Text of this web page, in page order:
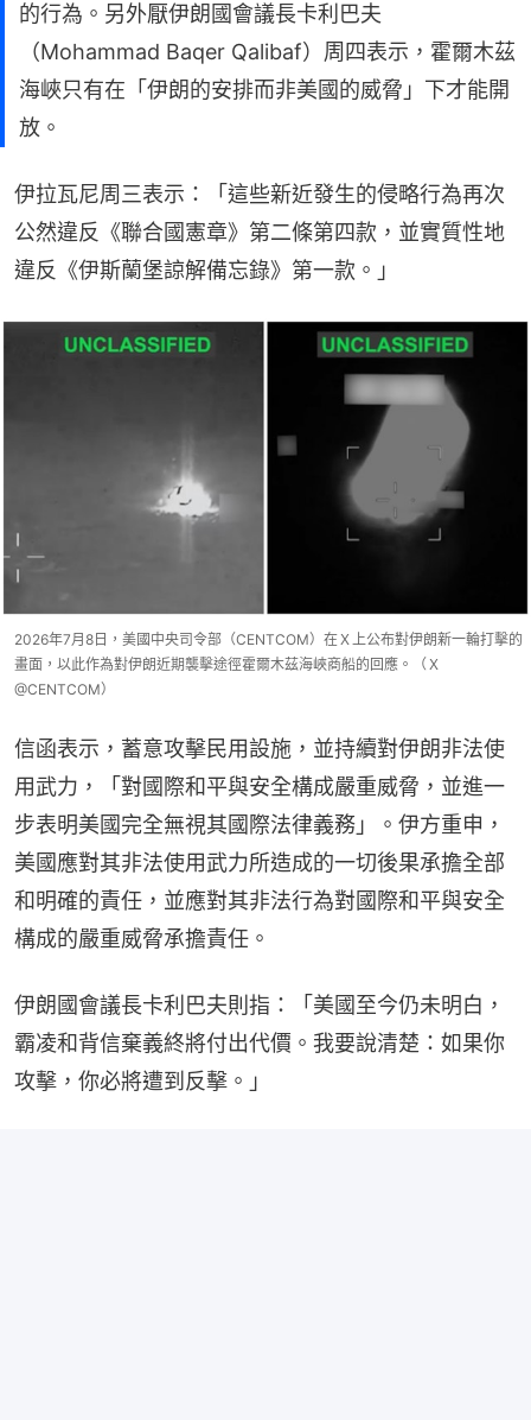
的行為。另外厭伊朗國會議長卡利巴夫
（Mohammad Baqer Qalibaf）周四表示，霍爾木茲
海峽只有在「伊朗的安排而非美國的威脅」下才能開
放。
伊拉瓦尼周三表示：「這些新近發生的侵略行為再次
公然違反《聯合國憲章》第二條第四款，並實質性地
違反《伊斯蘭堡諒解備忘錄》第一款。」
2026年7月8日，美國中央司令部（CENTCOM）在Ｘ上公布對伊朗新一輪打擊的
畫面，以此作為對伊朗近期襲擊途徑霍爾木茲海峽商船的回應。（Ｘ
@CENTCOM）
信函表示，蓄意攻擊民用設施，並持續對伊朗非法使
用武力，「對國際和平與安全構成嚴重威脅，並進一
步表明美國完全無視其國際法律義務」。伊方重申，
美國應對其非法使用武力所造成的一切後果承擔全部
和明確的責任，並應對其非法行為對國際和平與安全
構成的嚴重威脅承擔責任。
伊朗國會議長卡利巴夫則指：「美國至今仍未明白，
霸凌和背信棄義終將付出代價。我要說清楚：如果你
攻擊，你必將遭到反擊。」